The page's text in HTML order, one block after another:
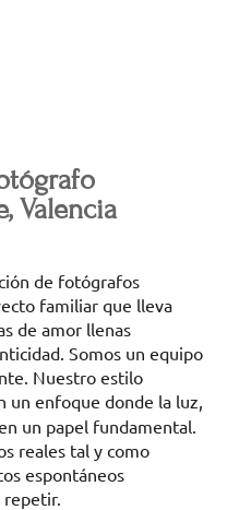
Valencia
de fotógrafos
familiar que lleva
de amor llenas
Somos un equipo
Nuestro estilo
un enfoque donde la luz,
un papel fundamental.
reales tal y como
espontáneos